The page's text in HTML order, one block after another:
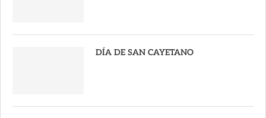
DÍA DE SAN CAYETANO